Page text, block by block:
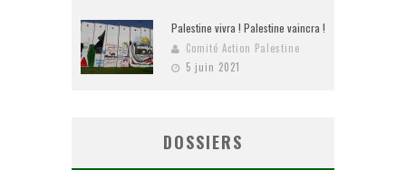
Palestine vivra ! Palestine vaincra !
Comité Action Palestine
5 juin 2021
DOSSIERS